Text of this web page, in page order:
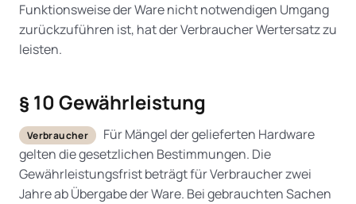
Funktionsweise der Ware nicht notwendigen Umgang
zurückzuführen ist, hat der Verbraucher Wertersatz zu
leisten.
§ 10 Gewährleistung
Verbraucher
Für Mängel der gelieferten Hardware
gelten die gesetzlichen Bestimmungen. Die
Gewährleistungsfrist beträgt für Verbraucher zwei
Jahre ab Übergabe der Ware. Bei gebrauchten Sachen